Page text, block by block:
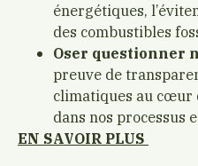
énergétiques,
des combustibles
Oser questionner
preuve de
climatiques au cœur
dans nos processus
EN SAVOIR PLUS